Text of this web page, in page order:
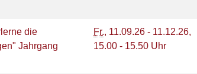
die
Jahrgang
Fr., 11.09.26 - 11.12.26,
15.00 - 15.50 Uhr